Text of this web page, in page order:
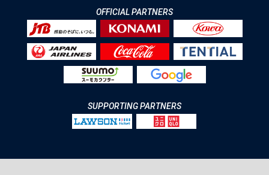
OFFICIAL PARTNERS
SUPPORTING PARTNERS